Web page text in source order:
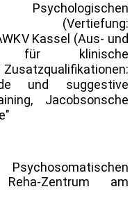
(Vertiefung:
Kassel (Aus- und
für klinische
und suggestive
Jacobsonsche
Reha-Zentrum am